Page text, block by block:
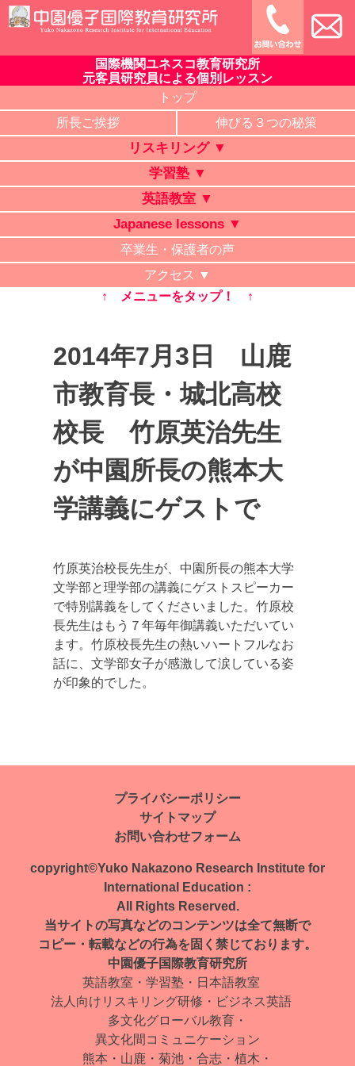
Skip
to
中園優子国際教育研究所
公式ホームページ、熊本県の山鹿・菊池・合志・植木で大評判
の英語教室・学習塾・日本語教室・タイ語教室・リスキリング
研修。中学・高校・大学受験に有利な英語を中心に「合格請負
人」と評判の講師が個別レッスン。ビジネス英語、企業研修。
オンライン授業、出張講義、家庭教師も対応。
国際機関ユネスコ教育研究所
元客員研究員による個別レッスン
トップ
所長ご挨拶
伸びる３つの秘策
リスキリング ▼
学習塾 ▼
英語教室 ▼
Japanese lessons ▼
卒業生・保護者の声
アクセス ▼
↑ メニューをタップ！ ↑
2014年7月3日 山鹿
市教育長・城北高校
校長 竹原英治先生
が中園所長の熊本大
学講義にゲストで
竹原英治校長先生が、中園所長の熊本大学
文学部と理学部の講義にゲストスピーカー
で特別講義をしてくださいました。竹原校
長先生はもう７年毎年御講義いただいてい
ます。竹原校長先生の熱いハートフルなお
話に、文学部女子が感激して涙している姿
が印象的でした。
稿
ゲ
シ
ョ
プライバシーポリシー
サイトマップ
お問い合わせフォーム
copyright©Yuko Nakazono Research Institute for
International Education :
All Rights Reserved.
当サイトの写真などのコンテンツは全て無断で
コピー・転載などの行為を固く禁じております。
中園優子国際教育研究所
英語教室・学習塾・日本語教室
法人向けリスキリング研修・ビジネス英語
多文化グローバル教育・
異文化間コミュニケーション
熊本・山鹿・菊池・合志・植木・